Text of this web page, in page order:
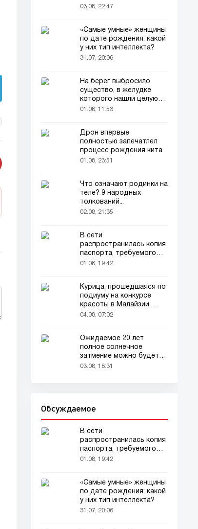
вызвал ажиотаж
03.08, 22:47
«Самые умные» женщины
по дате рождения: какой
у них тип интеллекта?
31.07, 20:06
На берег выбросило
существо, в желудке
которого нашли целую
добычу
01.08, 11:53
Дрон впервые
полностью запечатлел
процесс рождения кита
01.08, 23:51
Что означают родинки на
теле? 9 народных
толкований...
02.08, 21:35
В сети
распространилась копия
паспорта, требуемого
для домашних животных
01.08, 19:42
Курица, прошедшаяся по
подиуму на конкурсе
красоты в Малайзии,
привлекла внимание
04.08, 07:02
Ожидаемое 20 лет
полное солнечное
затмение можно будет
наблюдать в августе
03.08, 18:31
Обсуждаемое
В сети
распространилась копия
паспорта, требуемого
для домашних животных
01.08, 19:42
«Самые умные» женщины
по дате рождения: какой
у них тип интеллекта?
31.07, 20:06